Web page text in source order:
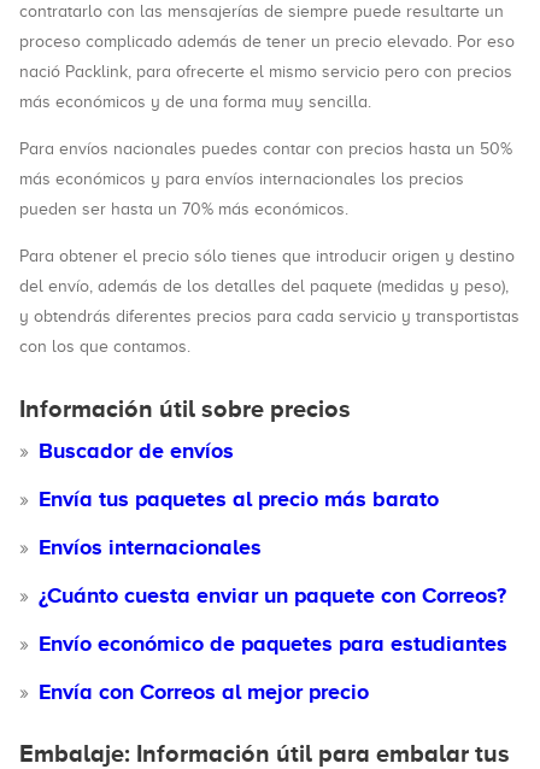
contratarlo con las mensajerías de siempre puede resultarte un
proceso complicado además de tener un precio elevado. Por eso
nació Packlink, para ofrecerte el mismo servicio pero con precios
más económicos y de una forma muy sencilla.
Para envíos nacionales puedes contar con precios hasta un 50%
más económicos y para envíos internacionales los precios
pueden ser hasta un 70% más económicos.
Para obtener el precio sólo tienes que introducir origen y destino
del envío, además de los detalles del paquete (medidas y peso),
y obtendrás diferentes precios para cada servicio y transportistas
con los que contamos.
Información útil sobre precios
Buscador de envíos
Envía tus paquetes al precio más barato
Envíos internacionales
¿Cuánto cuesta enviar un paquete con Correos?
Envío económico de paquetes para estudiantes
Envía con Correos al mejor precio
Embalaje: Información útil para embalar tus